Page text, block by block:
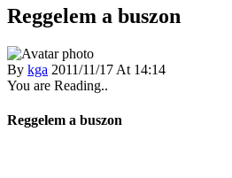
Reggelem a buszon
By kga 2011/11/17 At 14:14
You are Reading..
Reggelem a buszon